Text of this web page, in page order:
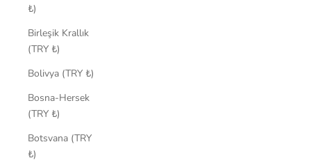
₺)
Birleşik Krallık
(TRY ₺)
Bolivya (TRY ₺)
Bosna-Hersek
(TRY ₺)
Botsvana (TRY
₺)